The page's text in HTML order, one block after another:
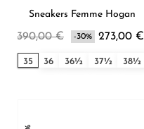
Sneakers Femme Hogan
390,00 € -30% 273,00 €
35 36 36½ 37½ 38½